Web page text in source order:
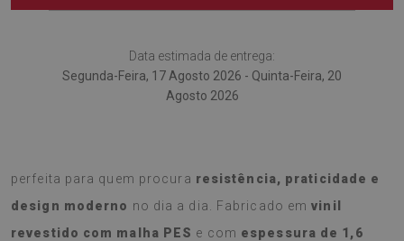
Data estimada de entrega:
Segunda-Feira, 17 Agosto 2026 - Quinta-Feira, 20
Agosto 2026
perfeita para quem procura resistência, praticidade e
design moderno no dia a dia. Fabricado emvinil
revestido com malha PES e com espessura de 1,6